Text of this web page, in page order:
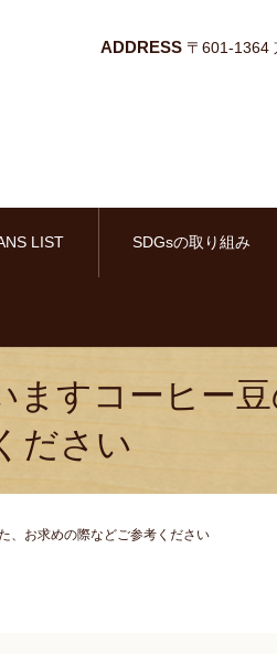
ADDRESS 〒601-1364
LIST SDGsの取り組み
ますコーヒー
ださい
、お求めの際などご参考ください